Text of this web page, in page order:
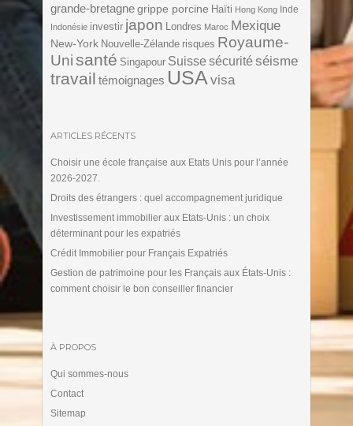
grande-bretagne grippe porcine Haïti Hong Kong Inde
Indonésie investir japon Londres Maroc Mexique
New-York Nouvelle-Zélande risques Royaume-
Unisanté Singapour Suisse sécurité séisme
travail témoignages USA visa
ARTICLES RÉCENTS
Choisir une école française aux Etats Unis pour l’année
2026-2027.
Droits des étrangers : quel accompagnement juridique
Investissement immobilier aux Etats-Unis : un choix
déterminant pour les expatriés
Crédit Immobilier pour Français Expatriés
Gestion de patrimoine pour les Français aux États-Unis :
comment choisir le bon conseiller financier
À PROPOS
Qui sommes-nous
Contact
Sitemap